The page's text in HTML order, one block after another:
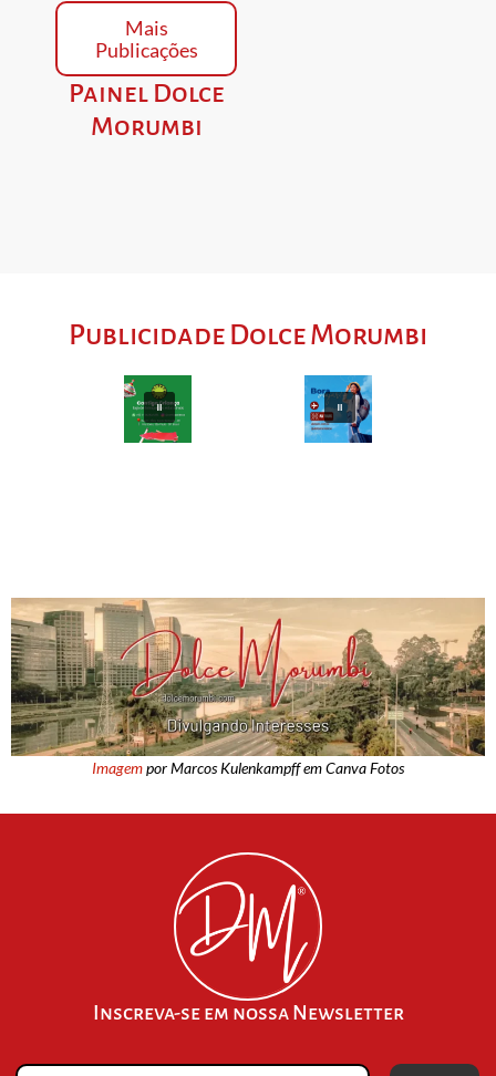
Mais
Publicações
Painel Dolce
Morumbi
Publicidade Dolce Morumbi
Imagempor Marcos Kulenkampff em Canva Fotos
Inscreva-se em nossa Newsletter